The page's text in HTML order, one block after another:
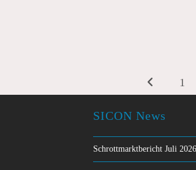
Zur 1
SICON News
Schrottmarktbericht Juli 2026